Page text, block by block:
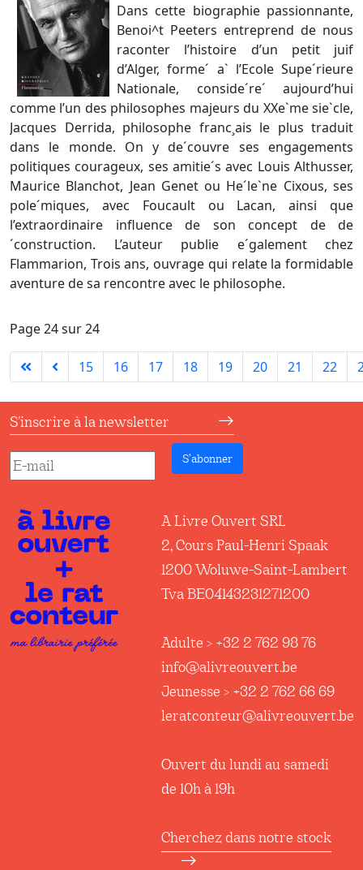
Dans cette biographie passionnante,
Benoi^t Peeters entreprend de nous
raconter l’histoire d’un petit juif
d’Alger, forme´ a` l’Ecole Supe´rieure
Nationale, conside´re´ aujourd’hui
comme l’un des philosophes majeurs du XXe`me sie`cle,
Jacques Derrida, philosophe franc¸ais le plus traduit
dans le monde. On y de´couvre ses engagements
politiques courageux, ses amitie´s avec Louis Althusser,
Maurice Blanchot, Jean Genet ou He´le`ne Cixous, ses
pole´miques, avec Foucault ou Lacan, ainsi que
l’extraordinaire influence de son concept de de
´construction. L’auteur publie e´galement chez
Flammarion, Trois ans, ouvrage qui relate la formidable
aventure de sa rencontre avec le philosophe.
Page 24 sur 24
15 16 17 18 19 20 21 22
S'inscrire à la newsletter
S’abonner
A Livre Ouvert SRL
2, Cours Paul-Henri Spaak
1200 Woluwe-Saint-Lambert
Tva BE04143231271200
Adulte > +32 2 762 98 76
info@alivreouvert.be
Jeunesse > +32 2 762 66 69
leratconteur@alivreouvert.be
Ouvert du lundi au samedi
de 10h à 19h
Cherchez dans notre stock